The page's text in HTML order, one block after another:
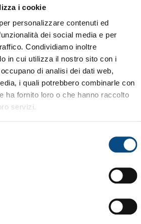
i cookie
personalizzare contenuti ed
dei social media e per
Condividiamo inoltre
in cui utilizza il nostro sito con i
di analisi dei dati web,
i quali potrebbero combinarle con
ha fornito loro o che hanno raccolto
servizi.
di lavoro, progettato per
e affidabilità nella
materiali pesanti. Grazie alla
sistema idraulico avanzato e
lunga durata operativa e
Ideale per settori come
rifiuti […]
Caricatori